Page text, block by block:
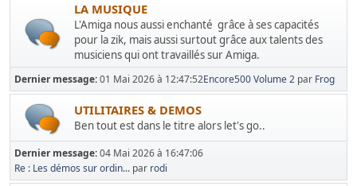
LA MUSIQUE
L'Amiga nous aussi enchanté grâce à ses capacités
pour la zik, mais aussi surtout grâce aux talents des
musiciens qui ont travaillés sur Amiga.
Dernier message:01 Mai 2026 à 12:47:52Encore500 Volume 2 par Frog
UTILITAIRES & DEMOS
Ben tout est dans le titre alors let's go..
Dernier message:04 Mai 2026 à 16:47:06
Re : Les démos sur ordin... par rodi